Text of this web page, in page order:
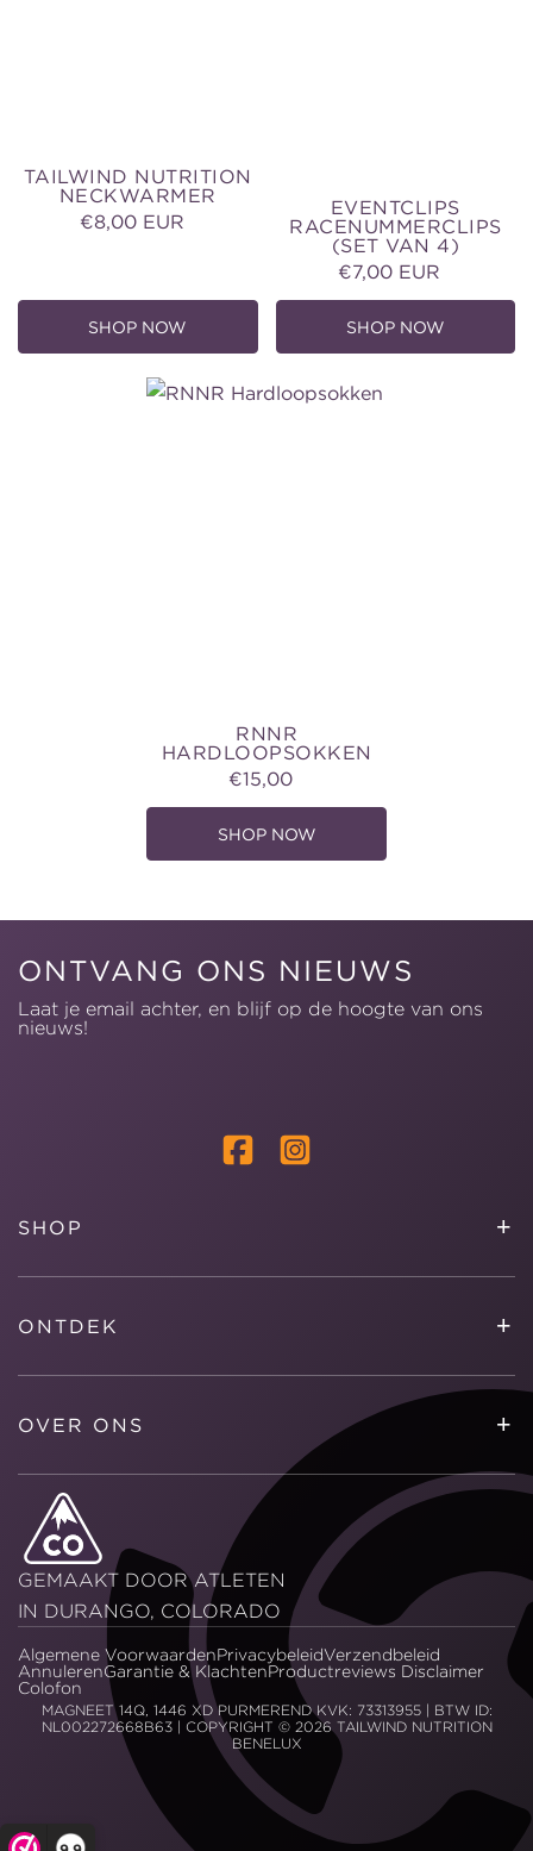
TAILWIND NUTRITION
NECKWARMER
Normale
€8,00 EUR
SHOP NOW
EVENTCLIPS
RACENUMMERCLIPS
(SET VAN 4)
Normale
prijs
€7,00 EUR
SHOP NOW
RNNR
RNNR
HARDLOOPSOKKEN
Normale
prijs
€15,00
SHOP NOW
SHOP +
ONTDEK +
OVER ONS +
ONTVANG ONS NIEUWS
Laat je email achter, en blijf op de hoogte van ons
nieuws!
FacebookInstagram
GEMAAKT DOOR ATLETEN
IN DURANGO, COLORADO
Algemene VoorwaardenPrivacybeleidVerzendbeleid
AnnulerenGarantie & KlachtenProductreviews Disclaimer
Colofon
MAGNEET 14Q, 1446 XD PURMEREND KVK: 73313955 | BTW ID:
NL002272668B63 | COPYRIGHT © 2026 TAILWIND NUTRITION
BENELUX